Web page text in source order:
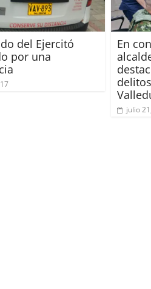
del Ejercitó
por una
En
julio